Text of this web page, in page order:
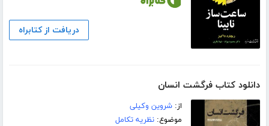
دریافت از کتابراه
دانلود کتاب فرگشت انسان
از:شروین وکیلی
موضوع:نظریه تکامل